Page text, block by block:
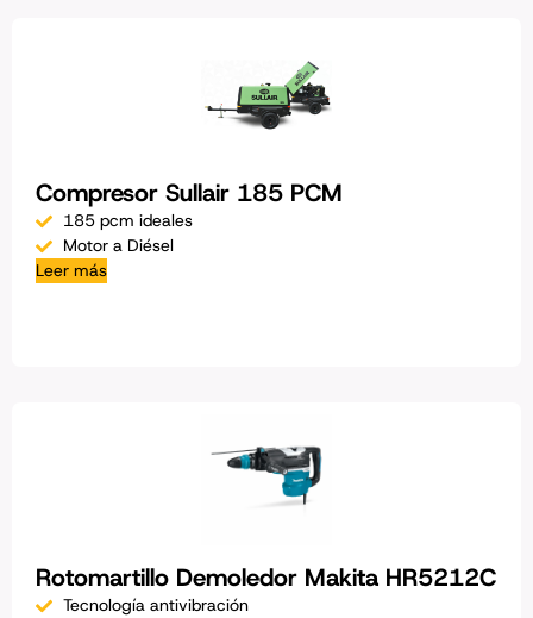
Compresor Sullair 185 PCM
185 pcm ideales
Motor a Diésel
Leer más
Rotomartillo Demoledor Makita HR5212C
Tecnología antivibración